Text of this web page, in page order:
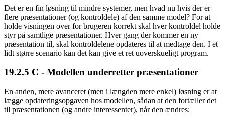
Det er en fin løsning til mindre systemer, men hvad nu hvis der er
flere præsentationer (og kontroldele) af den samme model? For at
holde visningen over for brugeren korrekt skal hver kontroldel holde
styr på samtlige præsentationer. Hver gang der kommer en ny
præsentation til, skal kontroldelene opdateres til at medtage den. I et
lidt større scenario kan det kan give et ret uoverskueligt program.
19.2.5 C - Modellen underretter præsentationer
En anden, mere avanceret (men i længden mere enkel) løsning er at
lægge opdateringsopgaven hos modellen, sådan at den fortæller det
til præsentationen (og andre interessenter), når den ændres: